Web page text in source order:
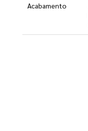
Acabamento